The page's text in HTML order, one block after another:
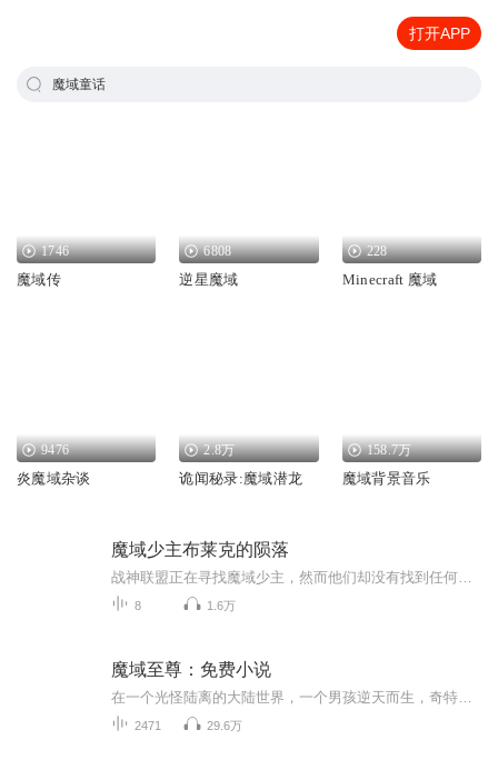
打开APP
魔域童话
1746
魔域传
6808
逆星魔域
228
Minecraft 魔域
9476
炎魔域杂谈
2.8万
诡闻秘录:魔域潜龙
158.7万
魔域背景音乐
魔域少主布莱克的陨落
8 1.6万
魔域至尊：免费小说
2471 29.6万